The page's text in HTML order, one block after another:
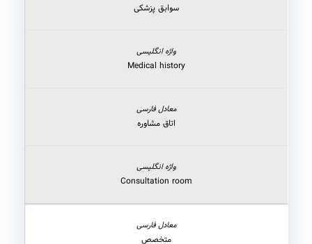
سوابق پزشکی
Medical history
اتاق مشاوره
Consultation room
متخصص